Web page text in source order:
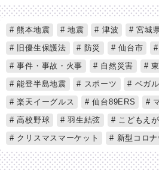
熊本地震 地震 津波 宮城
旧優生保護法
防災 仙台市
事件・事故・火事
自然災害 東
能登半島地震
スポーツ
ベガ
楽天イーグルス
仙台89ERS
高校野球
羽生結弦
こどもえ
クリスマスマーケット
新型コロナ